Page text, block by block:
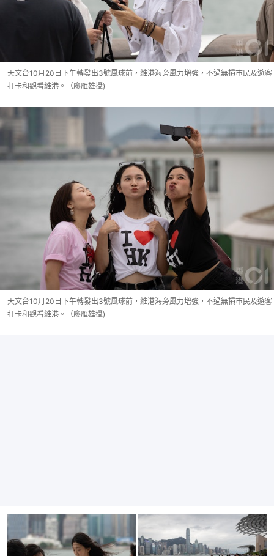
天文台10月20日下午轉發出3號風球前，維港海旁風力增強，不過無損市民及遊客
打卡和觀看維港。（廖雁雄攝)
天文台10月20日下午轉發出3號風球前，維港海旁風力增強，不過無損市民及遊客
打卡和觀看維港。（廖雁雄攝)